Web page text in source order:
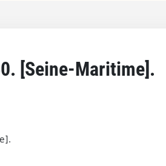
[Seine-Maritime].